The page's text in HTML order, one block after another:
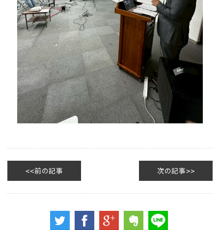
前の記事 次の記事